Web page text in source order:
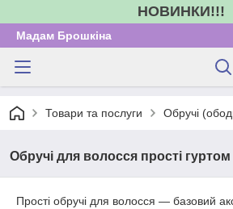
НОВИНКИ!!!
Мадам Брошкіна
Товари та послуги Обручі
Обручі для волосся прості гуртом
Прості обручі для волосся — базовий